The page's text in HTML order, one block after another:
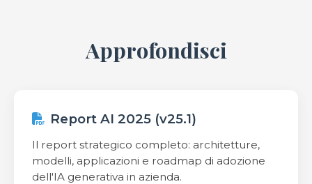
Approfondisci
Report AI 2025 (v25.1)
Il report strategico completo: architetture,
modelli, applicazioni e roadmap di adozione
dell'IA generativa in azienda.